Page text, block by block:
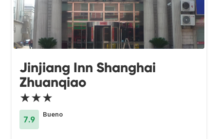
Jinjiang Inn Shanghai
Zhuanqiao
★★★
7.9
Bueno